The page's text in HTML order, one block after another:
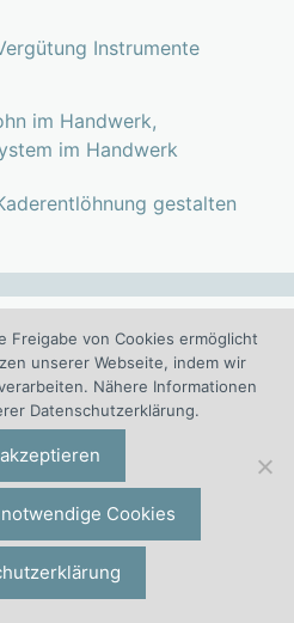
Instrumente
im Handwerk,
im Handwerk
gestalten
Gesetz und Richtline
Balance
und
variabler
Freigabe von Cookies ermöglicht
unserer Webseite, indem wir
Nähere Informationen
Datenschutzerklärung.
Cookies